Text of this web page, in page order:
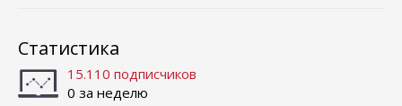
Статистика
15.110 подписчиков
0 за неделю